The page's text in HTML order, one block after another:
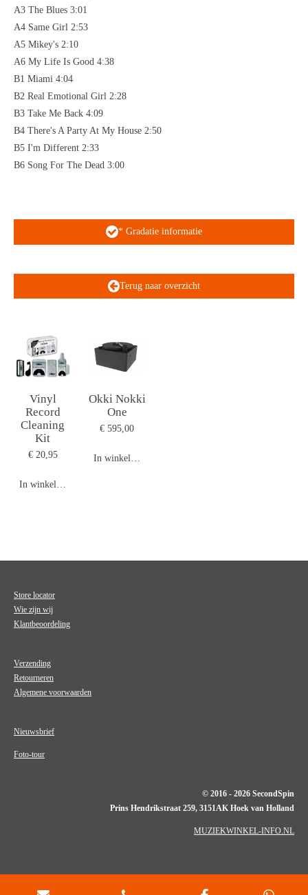
A3 The Blues 3:01
A4 Same Girl 2:53
A5 Mikey's 2:10
A6 My Life Is Good 4:38
B1 Miami 4:04
B2 Real Emotional Girl 2:28
B3 Take Me Back 4:09
B4 There's A Party At My House 2:50
B5 I'm Different 2:33
B6 Song For The Dead 3:00
* Gradatie informatie
Terug naar overzicht
Vinyl
Record
Cleaning
Kit
€ 20,95
In winkelwagen
Okki Nokki
One
€ 595,00
In winkelwagen
Store locator
Wie zijn wij
Klantbeoordeling
Verzending
Retourneren
Algemene voorwaarden
Nieuwsbrief
Foto-tour
© 2016 - 2026 SecondSpin
Prins Hendrikstraat 259, 3151AK Hoek van Holland
MUZIEKWINKEL-INFO.NL